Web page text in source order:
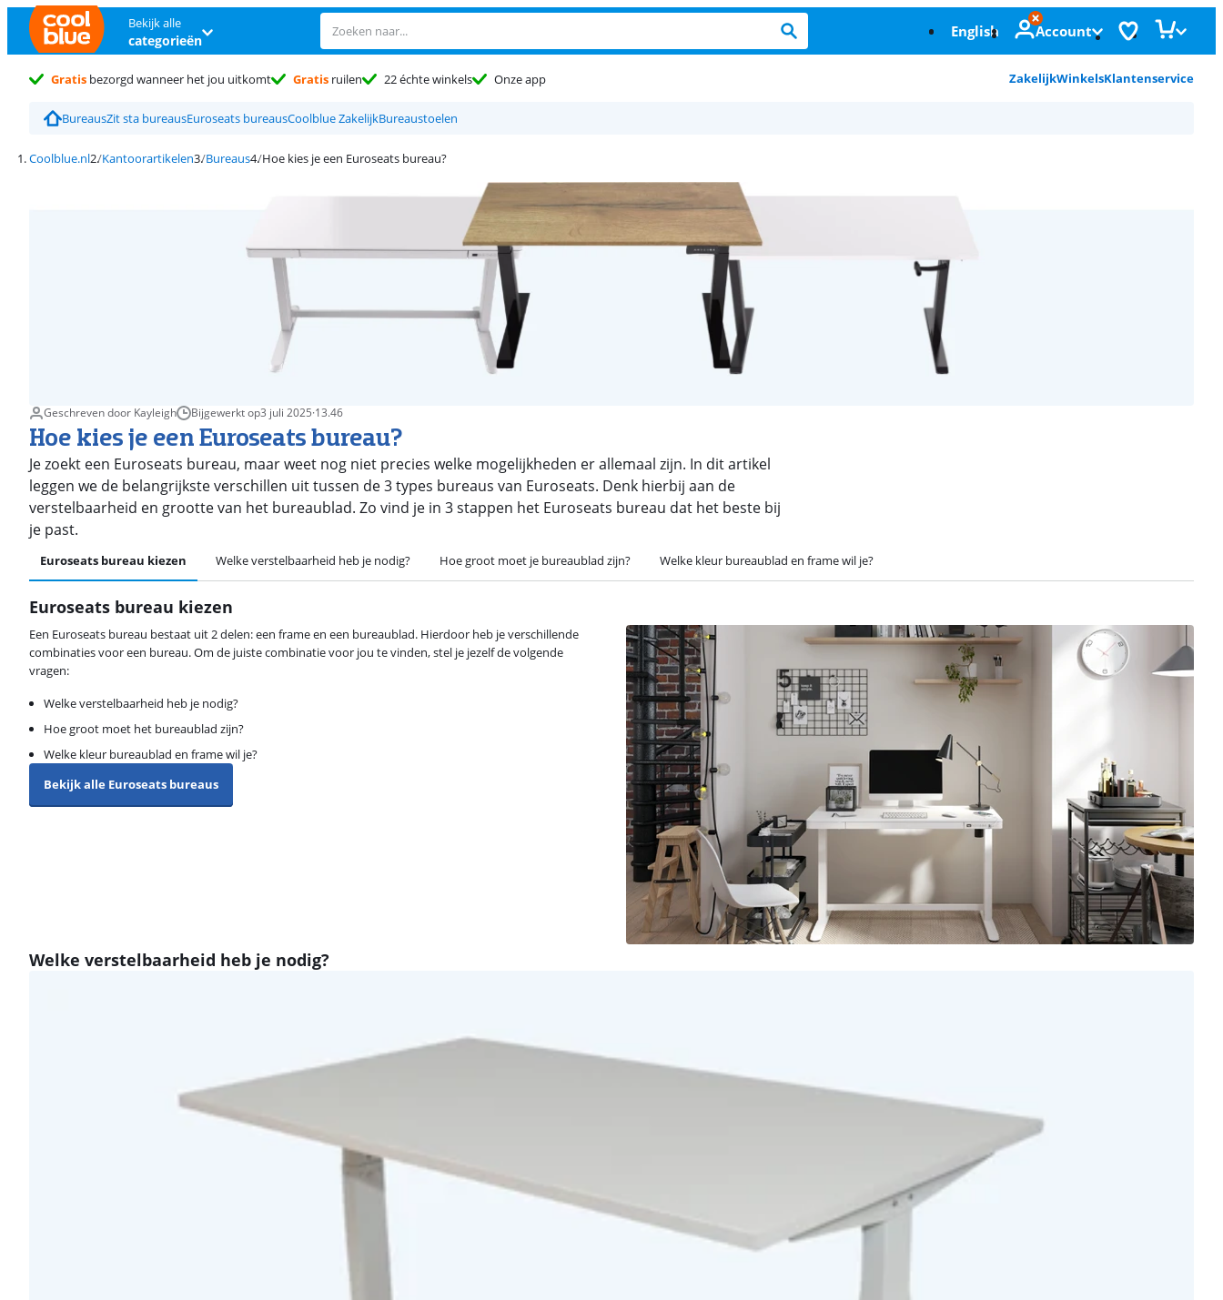
Bekijk alle
categorieën English Account
Gratis bezorgd wanneer het jou uitkomt Gratis ruilen 22 échte winkels Onze app ZakelijkWinkelsKlantenservice
BureausZit sta bureausEuroseats bureausCoolblue ZakelijkBureaustoelen
Coolblue.nl Kantoorartikelen Bureaus Hoe kies je een Euroseats bureau?
Geschreven door Kayleigh Bijgewerkt op3 juli 2025·13.46
Hoe kies je een Euroseats bureau?
Je zoekt een Euroseats bureau, maar weet nog niet precies welke mogelijkheden er allemaal zijn. In dit artikel
leggen we de belangrijkste verschillen uit tussen de 3 types bureaus van Euroseats. Denk hierbij aan de
verstelbaarheid en grootte van het bureaublad. Zo vind je in 3 stappen het Euroseats bureau dat het beste bij
je past.
Euroseats bureau kiezen Welke verstelbaarheid heb je nodig? Hoe groot moet je bureaublad zijn? Welke kleur bureaublad en frame wil je?
Euroseats bureau kiezen
Een Euroseats bureau bestaat uit 2 delen: een frame en een bureaublad. Hierdoor heb je verschillende
combinaties voor een bureau. Om de juiste combinatie voor jou te vinden, stel je jezelf de volgende
vragen:
Welke verstelbaarheid heb je nodig?
Hoe groot moet het bureaublad zijn?
Welke kleur bureaublad en frame wil je?
Bekijk alle Euroseats bureaus
Welke verstelbaarheid heb je nodig?